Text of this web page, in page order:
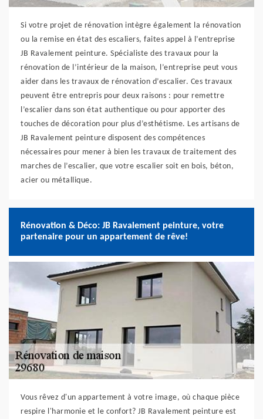
Si votre projet de rénovation intègre également la rénovation
ou la remise en état des escaliers, faites appel à l’entreprise
JB Ravalement peinture. Spécialiste des travaux pour la
rénovation de l’intérieur de la maison, l’entreprise peut vous
aider dans les travaux de rénovation d’escalier. Ces travaux
peuvent être entrepris pour deux raisons : pour remettre
l’escalier dans son état authentique ou pour apporter des
touches de décoration pour plus d’esthétisme. Les artisans de
JB Ravalement peinture disposent des compétences
nécessaires pour mener à bien les travaux de traitement des
marches de l’escalier, que votre escalier soit en bois, béton,
acier ou métallique.
Rénovation & Déco: JB Ravalement peinture, votre
partenaire pour un appartement de rêve!
Vous rêvez d'un appartement à votre image, où chaque pièce
respire l'harmonie et le confort? JB Ravalement peinture est